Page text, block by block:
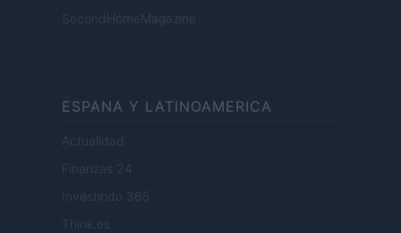
SecondHomeMagazine
ESPANA Y LATINOAMERICA
Actualidad
Finanzas 24
Investindo 365
Think.es